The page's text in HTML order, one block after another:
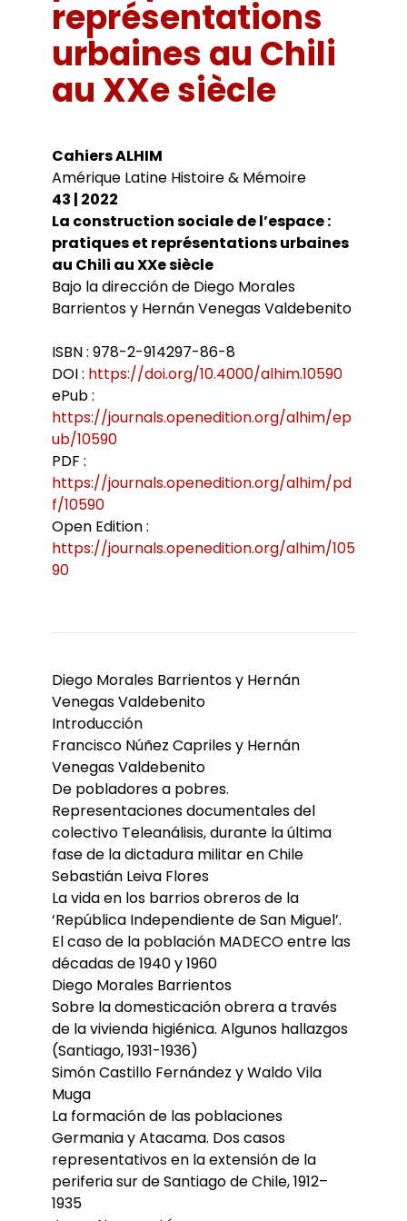
Agenda
Séminaires et conférences
Journées d’études
Colloques
Soutenances de doctorat
Soutenances HDR
Les Revues du LER
Revue Pandora
Cuadernos LIRICO
Cahiers ALHIM
Publications
Thèses
Collection HAL
Le LER sur Vimeo
représentations
urbaines au Chili
au XXe siècle
Cahiers ALHIM
Amérique Latine Histoire & Mémoire
43 | 2022
La construction sociale de l’espace :
pratiques et représentations urbaines
au Chili au XXe siècle
Bajo la dirección de Diego Morales
Barrientos y Hernán Venegas Valdebenito
ISBN : 978-2-914297-86-8
DOI : https://doi.org/10.4000/alhim.10590
ePub :
https://journals.openedition.org/alhim/ep
ub/10590
PDF :
https://journals.openedition.org/alhim/pd
f/10590
Open Edition :
https://journals.openedition.org/alhim/105
90
Diego Morales Barrientos y Hernán
Venegas Valdebenito
Introducción
Francisco Núñez Capriles y Hernán
Venegas Valdebenito
De pobladores a pobres.
Representaciones documentales del
colectivo Teleanálisis, durante la última
fase de la dictadura militar en Chile
Sebastián Leiva Flores
La vida en los barrios obreros de la
‘República Independiente de San Miguel’.
El caso de la población MADECO entre las
décadas de 1940 y 1960
Diego Morales Barrientos
Sobre la domesticación obrera a través
de la vivienda higiénica. Algunos hallazgos
(Santiago, 1931-1936)
Simón Castillo Fernández y Waldo Vila
Muga
La formación de las poblaciones
Germania y Atacama. Dos casos
representativos en la extensión de la
periferia sur de Santiago de Chile, 1912–
1935